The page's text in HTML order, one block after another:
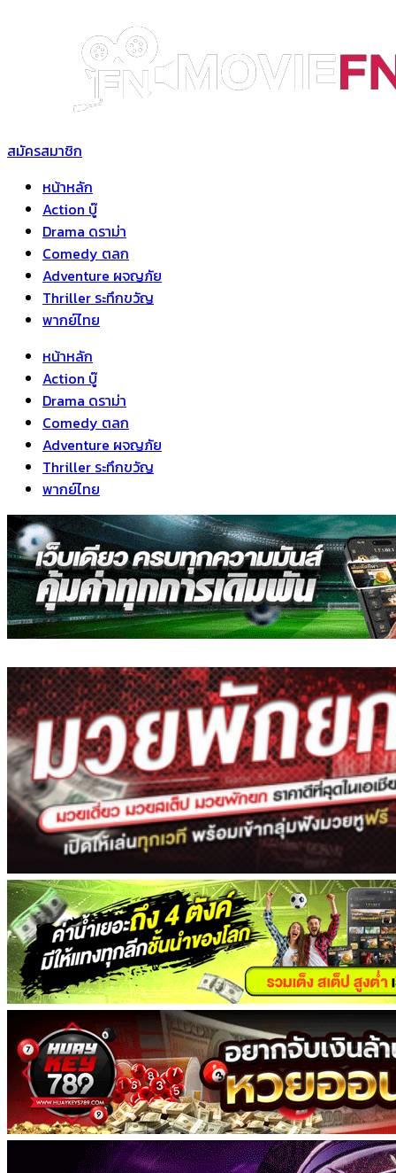
สมัครสมาชิก
หน้าหลัก
Action บู๊
Drama ดราม่า
Comedy ตลก
Adventure ผจญภัย
Thriller ระทึกขวัญ
พากย์ไทย
หน้าหลัก
Action บู๊
Drama ดราม่า
Comedy ตลก
Adventure ผจญภัย
Thriller ระทึกขวัญ
พากย์ไทย